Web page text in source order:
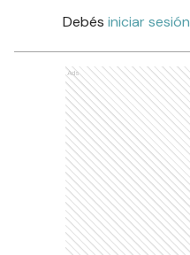
Debés iniciar sesión
Ads